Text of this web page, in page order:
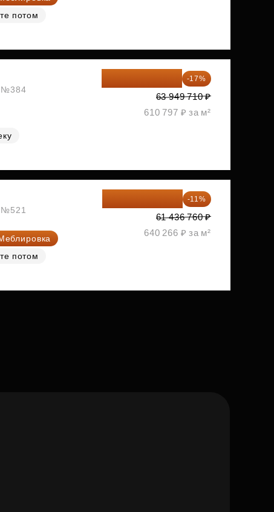
потом
№384
-17%
63 949 710 ₽
610 797 ₽ за м²
№521
потом
-11%
61 436 760 ₽
640 266 ₽ за м²